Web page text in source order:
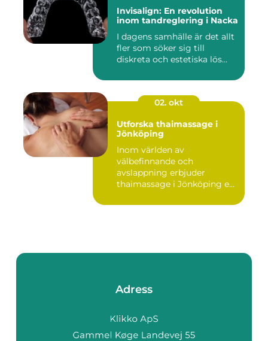
Invisalign: En revolution
inom tandreglering i Nacka
I dagens samhälle är det allt
fler som söker sig till
diskreta och estetiska lös...
02. okt
Utforska thaimassage i
Jönköping
Inom världen av
välbefinnande och
avslappning erbjuder
thaimassage i Jönköping e...
Adress